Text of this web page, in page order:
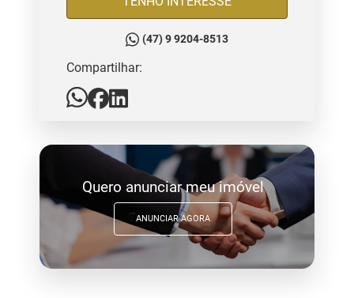
(47) 9 9204-8513
Compartilhar:
Quero anunciar meu imóvel
ANUNCIAR AGORA